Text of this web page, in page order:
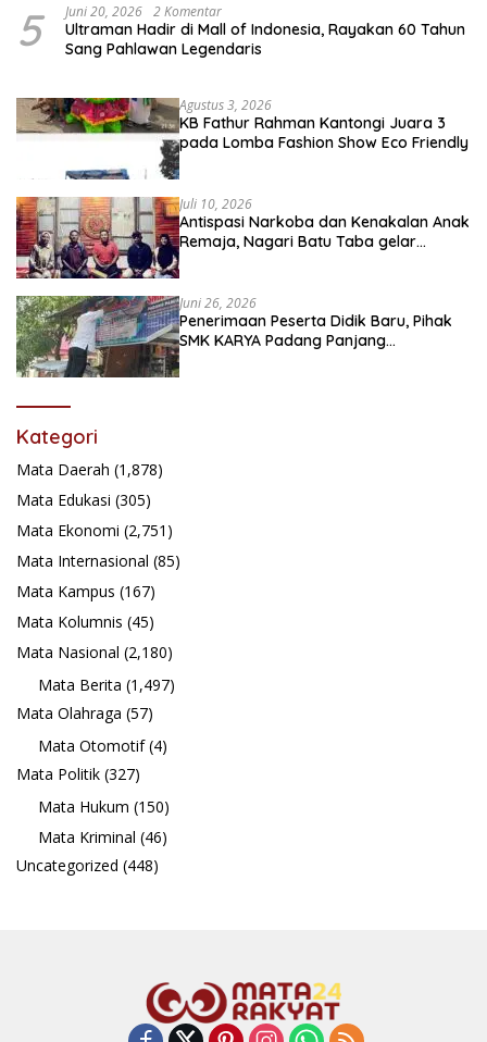
5 Juni 20, 2026 2 Komentar
Ultraman Hadir di Mall of Indonesia, Rayakan 60 Tahun
Sang Pahlawan Legendaris
Agustus 3, 2026
KB Fathur Rahman Kantongi Juara 3
pada Lomba Fashion Show Eco Friendly
Juli 10, 2026
Antispasi Narkoba dan Kenakalan Anak
Remaja, Nagari Batu Taba gelar
Juni 26, 2026
Penerimaan Peserta Didik Baru, Pihak
SMK KARYA Padang Panjang
Kategori
Mata Daerah (1,878)
Mata Edukasi (305)
Mata Ekonomi (2,751)
Mata Internasional (85)
Mata Kampus (167)
Mata Kolumnis (45)
Mata Nasional (2,180)
Mata Berita (1,497)
Mata Olahraga (57)
Mata Otomotif(4)
Mata Politik (327)
Mata Hukum (150)
Mata Kriminal (46)
Uncategorized (448)